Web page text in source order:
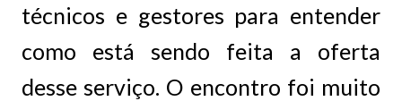
técnicos e gestores para entender
como está sendo feita a oferta
desse serviço. O encontro foi muito